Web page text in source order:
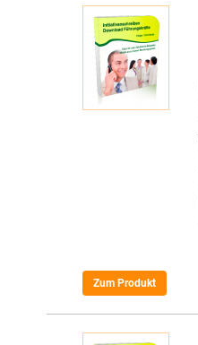
Zum Produkt